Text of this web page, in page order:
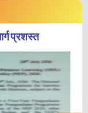
प्रशस्त